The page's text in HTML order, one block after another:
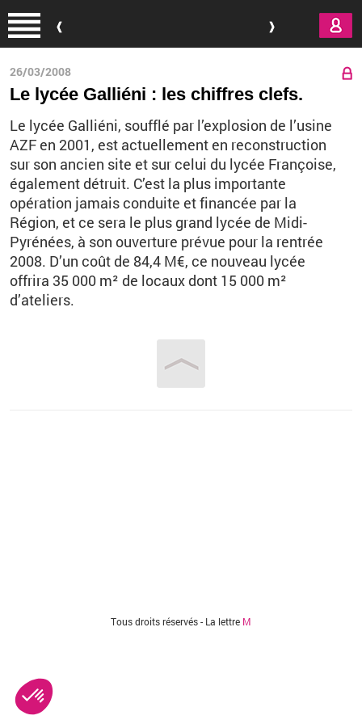
26/03/2008
Le lycée Galliéni : les chiffres clefs.
Le lycée Galliéni, soufflé par l’explosion de l’usine
AZF en 2001, est actuellement en reconstruction
sur son ancien site et sur celui du lycée Françoise,
également détruit. C’est la plus importante
opération jamais conduite et financée par la
Région, et ce sera le plus grand lycée de Midi-
Pyrénées, à son ouverture prévue pour la rentrée
2008. D’un coût de 84,4 M€, ce nouveau lycée
offrira 35 000 m² de locaux dont 15 000 m²
d’ateliers.
Tous droits réservés - La lettre M